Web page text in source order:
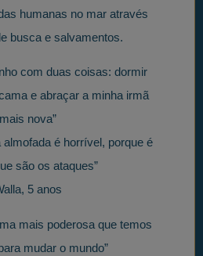
humanas no mar através
busca e salvamentos.
com duas coisas: dormir
e abraçar a minha irmã
mais nova”
almofada é horrível, porque é
são os ataques”
5 anos
mais poderosa que temos
mudar o mundo”